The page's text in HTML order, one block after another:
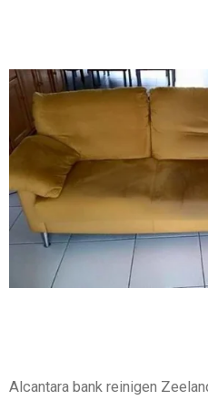
Alcantara bank reinigen